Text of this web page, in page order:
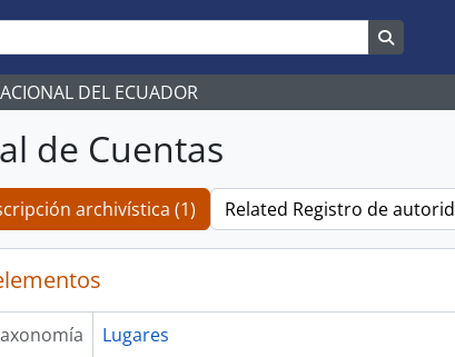
DEL ECUADOR
de Cuentas
archivística (1) Related Registro de
Lugares